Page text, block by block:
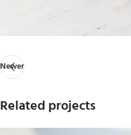
Newer
Related projects